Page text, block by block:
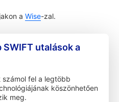
a Wise-zal.
utalások a
számol fel a legtöbb
köszönhetően
meg.